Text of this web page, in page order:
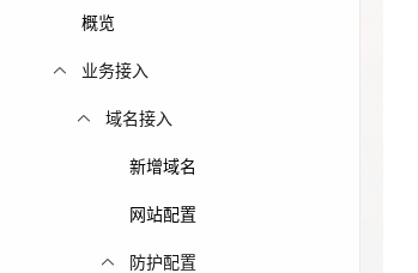
概览
业务接入
域名接入
新增域名
网站配置
防护配置